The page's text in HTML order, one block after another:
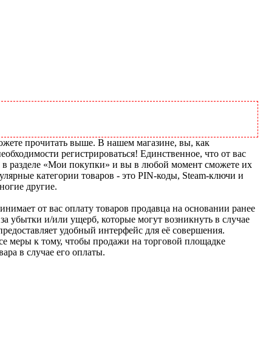
прочитать выше. В нашем магазине, вы, как
регистрироваться! Единственное, что от вас
в разделе «Мои покупки» и вы в любой момент сможете их
категории товаров - это PIN-коды, Steam-ключи и
другие.
от вас оплату товаров продавца на основании ранее
убытки и/или ущерб, которые могут возникнуть в случае
удобный интерфейс для её совершения.
меры к тому, чтобы продажи на торговой площадке
в случае его оплаты.